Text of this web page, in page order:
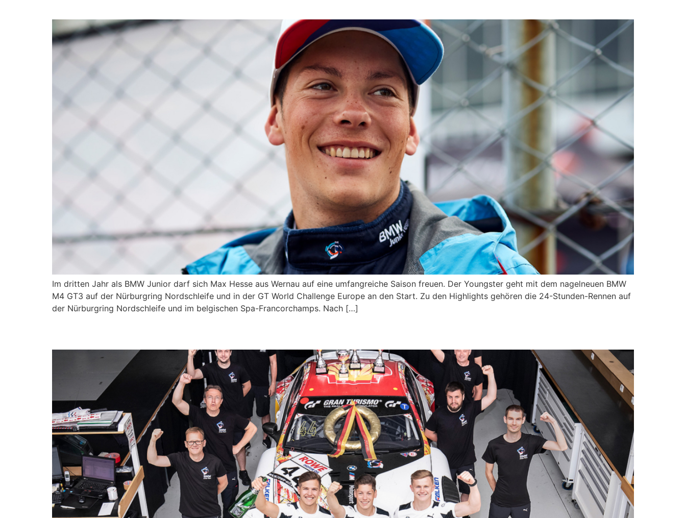
Im dritten Jahr als BMW Junior darf sich Max Hesse aus Wernau auf eine umfangreiche Saison freuen. Der Youngster geht mit dem nagelneuen BMW
M4 GT3 auf der Nürburgring Nordschleife und in der GT World Challenge Europe an den Start. Zu den Highlights gehören die 24-Stunden-Rennen auf
der Nürburgring Nordschleife und im belgischen Spa-Francorchamps. Nach […]